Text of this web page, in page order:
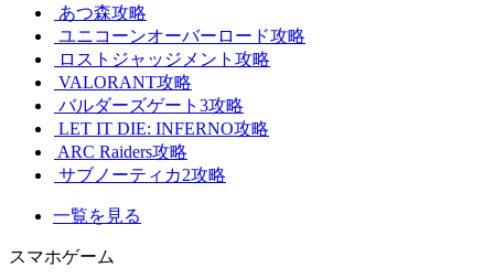
あつ森攻略
ユニコーンオーバーロード攻略
ロストジャッジメント攻略
VALORANT攻略
バルダーズゲート3攻略
LET IT DIE: INFERNO攻略
ARC Raiders攻略
サブノーティカ2攻略
一覧を見る
スマホゲーム